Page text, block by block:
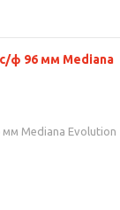
ф 96 мм Mediana
Mediana Evolution